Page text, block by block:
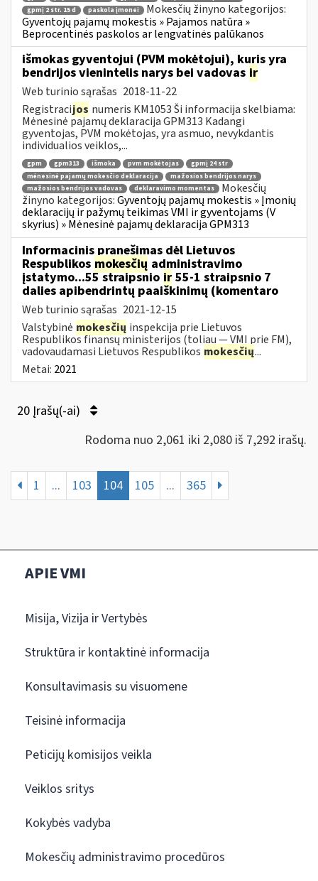
gpmį 2 str. 15 d
paskola įmonei
Mokesčių žinyno kategorijos:
Gyventojų pajamų mokestis » Pajamos natūra »
Beprocentinės paskolos ar lengvatinės palūkanos
išmokas gyventojui (PVM mokėtojui), kuris yra
bendrijos vienintelis narys bei vadovas ir
Web turinio sąrašas 2018-11-22
Registracijos numeris KM1053 Ši informacija skelbiama:
Mėnesinė pajamų deklaracija GPM313 Kadangi
gyventojas, PVM mokėtojas, yra asmuo, nevykdantis
individualios veiklos,...
gpm gpm313 išmoka pvm mokėtojas
gpmį 24 str
mėnesinė pajamų mokesčio deklaracija
mažosios bendrijos narys
mažosios bendrijos vadovas
deklaravimo momentas
Mokesčių
žinyno kategorijos:Gyventojų pajamų mokestis » Įmonių
deklaracijų ir pažymų teikimas VMI ir gyventojams (V
skyrius) » Mėnesinė pajamų deklaracija GPM313
Informacinis pranešimas dėl Lietuvos
Respublikos mokesčių administravimo
įstatymo...55 straipsnio ir 55-1 straipsnio 7
dalies apibendrintų paaiškinimų (komentaro
Web turinio sąrašas 2021-12-15
Valstybinė mokesčių inspekcija prie Lietuvos
Respublikos finansų ministerijos (toliau — VMI prie FM),
vadovaudamasi Lietuvos Respublikos mokesčių...
Metai: 2021
20 Įrašų(-ai)
Rodoma nuo 2,061 iki 2,080 iš 7,292 irašų.
1 ... 103 104 105 ... 365
APIE VMI
Misija, Vizija ir Vertybės
Struktūra ir kontaktinė informacija
Konsultavimasis su visuomene
Teisinė informacija
Peticijų komisijos veikla
Veiklos sritys
Kokybės vadyba
Mokesčių administravimo procedūros